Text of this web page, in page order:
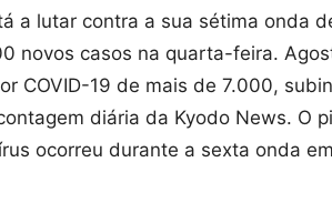
a lutar contra a sua sétima onda
novos casos na quarta-feira.
COVID-19 de mais de 7.000,
diária da Kyodo News. O
ocorreu durante a sexta onda